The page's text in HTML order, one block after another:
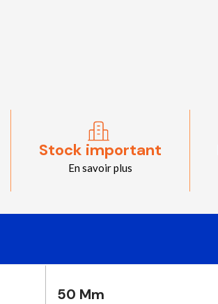
Stock important
En savoir plus
50 Mm